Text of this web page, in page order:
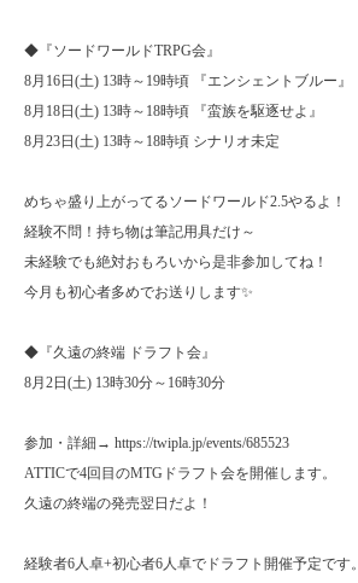
◆『ソードワールドTRPG会』
8月16日(土) 13時～19時頃 『エンシェントブルー』
8月18日(土) 13時～18時頃 『蛮族を駆逐せよ』
8月23日(土) 13時～18時頃 シナリオ未定
めちゃ盛り上がってるソードワールド2.5やるよ！
経験不問！持ち物は筆記用具だけ～
未経験でも絶対おもろいから是非参加してね！
今月も初心者多めでお送りします✨
◆『久遠の終端 ドラフト会』
8月2日(土) 13時30分～16時30分
参加・詳細→ https://twipla.jp/events/685523
ATTICで4回目のMTGドラフト会を開催します。
久遠の終端の発売翌日だよ！
経験者6人卓+初心者6人卓でドラフト開催予定です。